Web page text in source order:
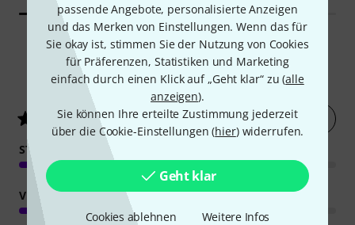
passende Angebote, personalisierte Anzeigen
und das Merken von Einstellungen. Wenn das für
Sie okay ist, stimmen Sie der Nutzung von Cookies
für Präferenzen, Statistiken und Marketing
einfach durch einen Klick auf „Geht klar“ zu (alle
anzeigen).
Sie können Ihre erteilte Zustimmung jederzeit
über die Cookie-Einstellungen (hier) widerrufen.
Geht klar
Cookies ablehnen Weitere Infos
20Kundenbewertungen
4.7/ 5 Jetzt bewerten
STABILITÄT
VERARBEITUNG